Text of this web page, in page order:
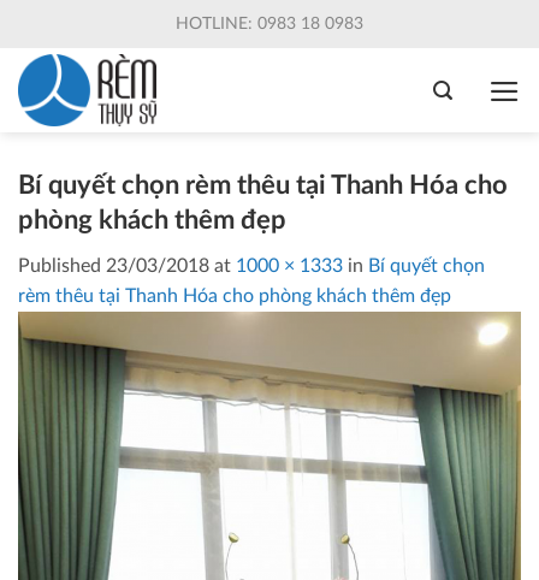
content
HOTLINE: 0983 18 0983
Bí quyết chọn rèm thêu tại Thanh Hóa cho
phòng khách thêm đẹp
Published 23/03/2018 at 1000 × 1333 in Bí quyết chọn
rèm thêu tại Thanh Hóa cho phòng khách thêm đẹp